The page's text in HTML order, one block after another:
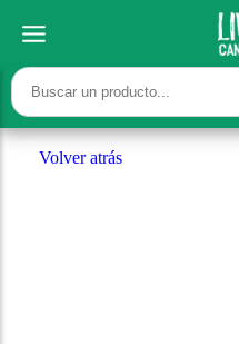
Volver atrás